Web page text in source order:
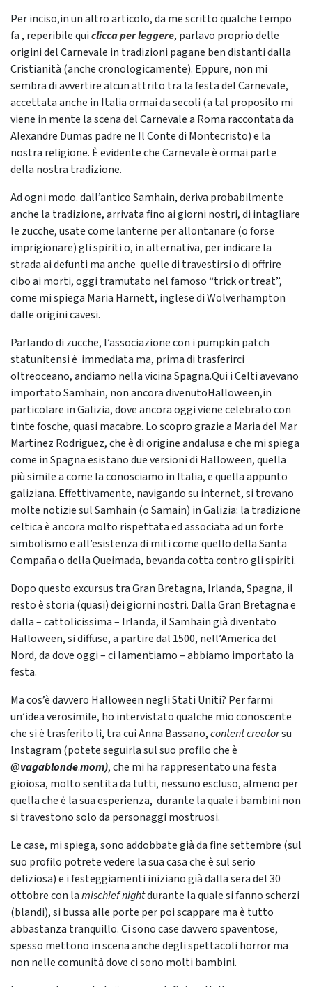
Per inciso,in un altro articolo, da me scritto qualche tempo
fa , reperibile quiclicca per leggere, parlavo proprio delle
origini del Carnevale in tradizioni pagane ben distanti dalla
Cristianità (anche cronologicamente). Eppure, non mi
sembra di avvertire alcun attrito tra la festa del Carnevale,
accettata anche in Italia ormai da secoli (a tal proposito mi
viene in mente la scena del Carnevale a Roma raccontata da
Alexandre Dumas padre ne Il Conte di Montecristo) e la
nostra religione. È evidente che Carnevale è ormai parte
della nostra tradizione.
Ad ogni modo. dall’antico Samhain, deriva probabilmente
anche la tradizione, arrivata fino ai giorni nostri, di intagliare
le zucche, usate come lanterne per allontanare (o forse
imprigionare) gli spiriti o, in alternativa, per indicare la
strada ai defunti ma anche quelle di travestirsi o di offrire
cibo ai morti, oggi tramutato nel famoso “trick or treat”,
come mi spiega Maria Harnett, inglese di Wolverhampton
dalle origini cavesi.
Parlando di zucche, l’associazione con i pumpkin patch
statunitensi è immediata ma, prima di trasferirci
oltreoceano, andiamo nella vicina Spagna.Qui i Celti avevano
importato Samhain, non ancora divenutoHalloween,in
particolare in Galizia, dove ancora oggi viene celebrato con
tinte fosche, quasi macabre. Lo scopro grazie a Maria del Mar
Martinez Rodriguez, che è di origine andalusa e che mi spiega
come in Spagna esistano due versioni di Halloween, quella
più simile a come la conosciamo in Italia, e quella appunto
galiziana. Effettivamente, navigando su internet, si trovano
molte notizie sul Samhain (o Samain) in Galizia: la tradizione
celtica è ancora molto rispettata ed associata ad un forte
simbolismo e all’esistenza di miti come quello della Santa
Compaña o della Queimada, bevanda cotta contro gli spiriti.
Dopo questo excursus tra Gran Bretagna, Irlanda, Spagna, il
resto è storia (quasi) dei giorni nostri. Dalla Gran Bretagna e
dalla – cattolicissima – Irlanda, il Samhain già diventato
Halloween, si diffuse, a partire dal 1500, nell’America del
Nord, da dove oggi – ci lamentiamo – abbiamo importato la
festa.
Ma cos’è davvero Halloween negli Stati Uniti? Per farmi
un’idea verosimile, ho intervistato qualche mio conoscente
che si è trasferito lì, tra cui Anna Bassano,content creatorsu
Instagram (potete seguirla sul suo profilo che è
@vagablonde.mom), che mi ha rappresentato una festa
gioiosa, molto sentita da tutti, nessuno escluso, almeno per
quella che è la sua esperienza, durante la quale i bambini non
si travestono solo da personaggi mostruosi.
Le case, mi spiega, sono addobbate già da fine settembre (sul
suo profilo potrete vedere la sua casa che è sul serio
deliziosa) e i festeggiamenti iniziano già dalla sera del 30
ottobre con lamischief nightdurante la quale si fanno scherzi
(blandi), si bussa alle porte per poi scappare ma è tutto
abbastanza tranquillo. Ci sono case davvero spaventose,
spesso mettono in scena anche degli spettacoli horror ma
non nelle comunità dove ci sono molti bambini.